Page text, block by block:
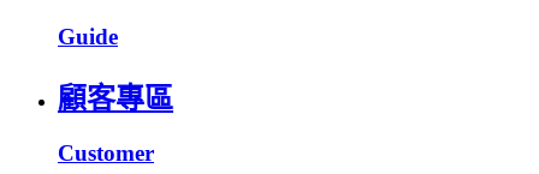
Guide
顧客專區
Customer